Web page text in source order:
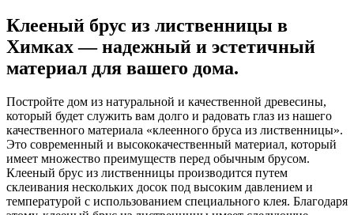
Клееный брус из лиственницы в
Химках — надежный и эстетичный
материал для вашего дома.
Постройте дом из натуральной и качественной древесины,
который будет служить вам долго и радовать глаз из нашего
качественного материала «клеенного бруса из лиственницы».
Это современный и высококачественный материал, который
имеет множество преимуществ перед обычным брусом.
Клееный брус из лиственницы производится путем
склеивания нескольких досок под высоким давлением и
температурой с использованием специального клея. Благодаря